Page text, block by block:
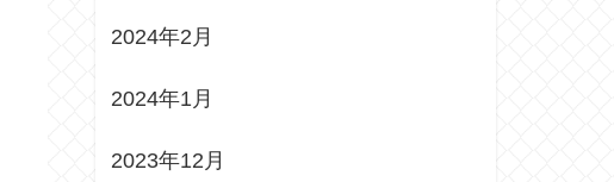
2024年2月
2024年1月
2023年12月